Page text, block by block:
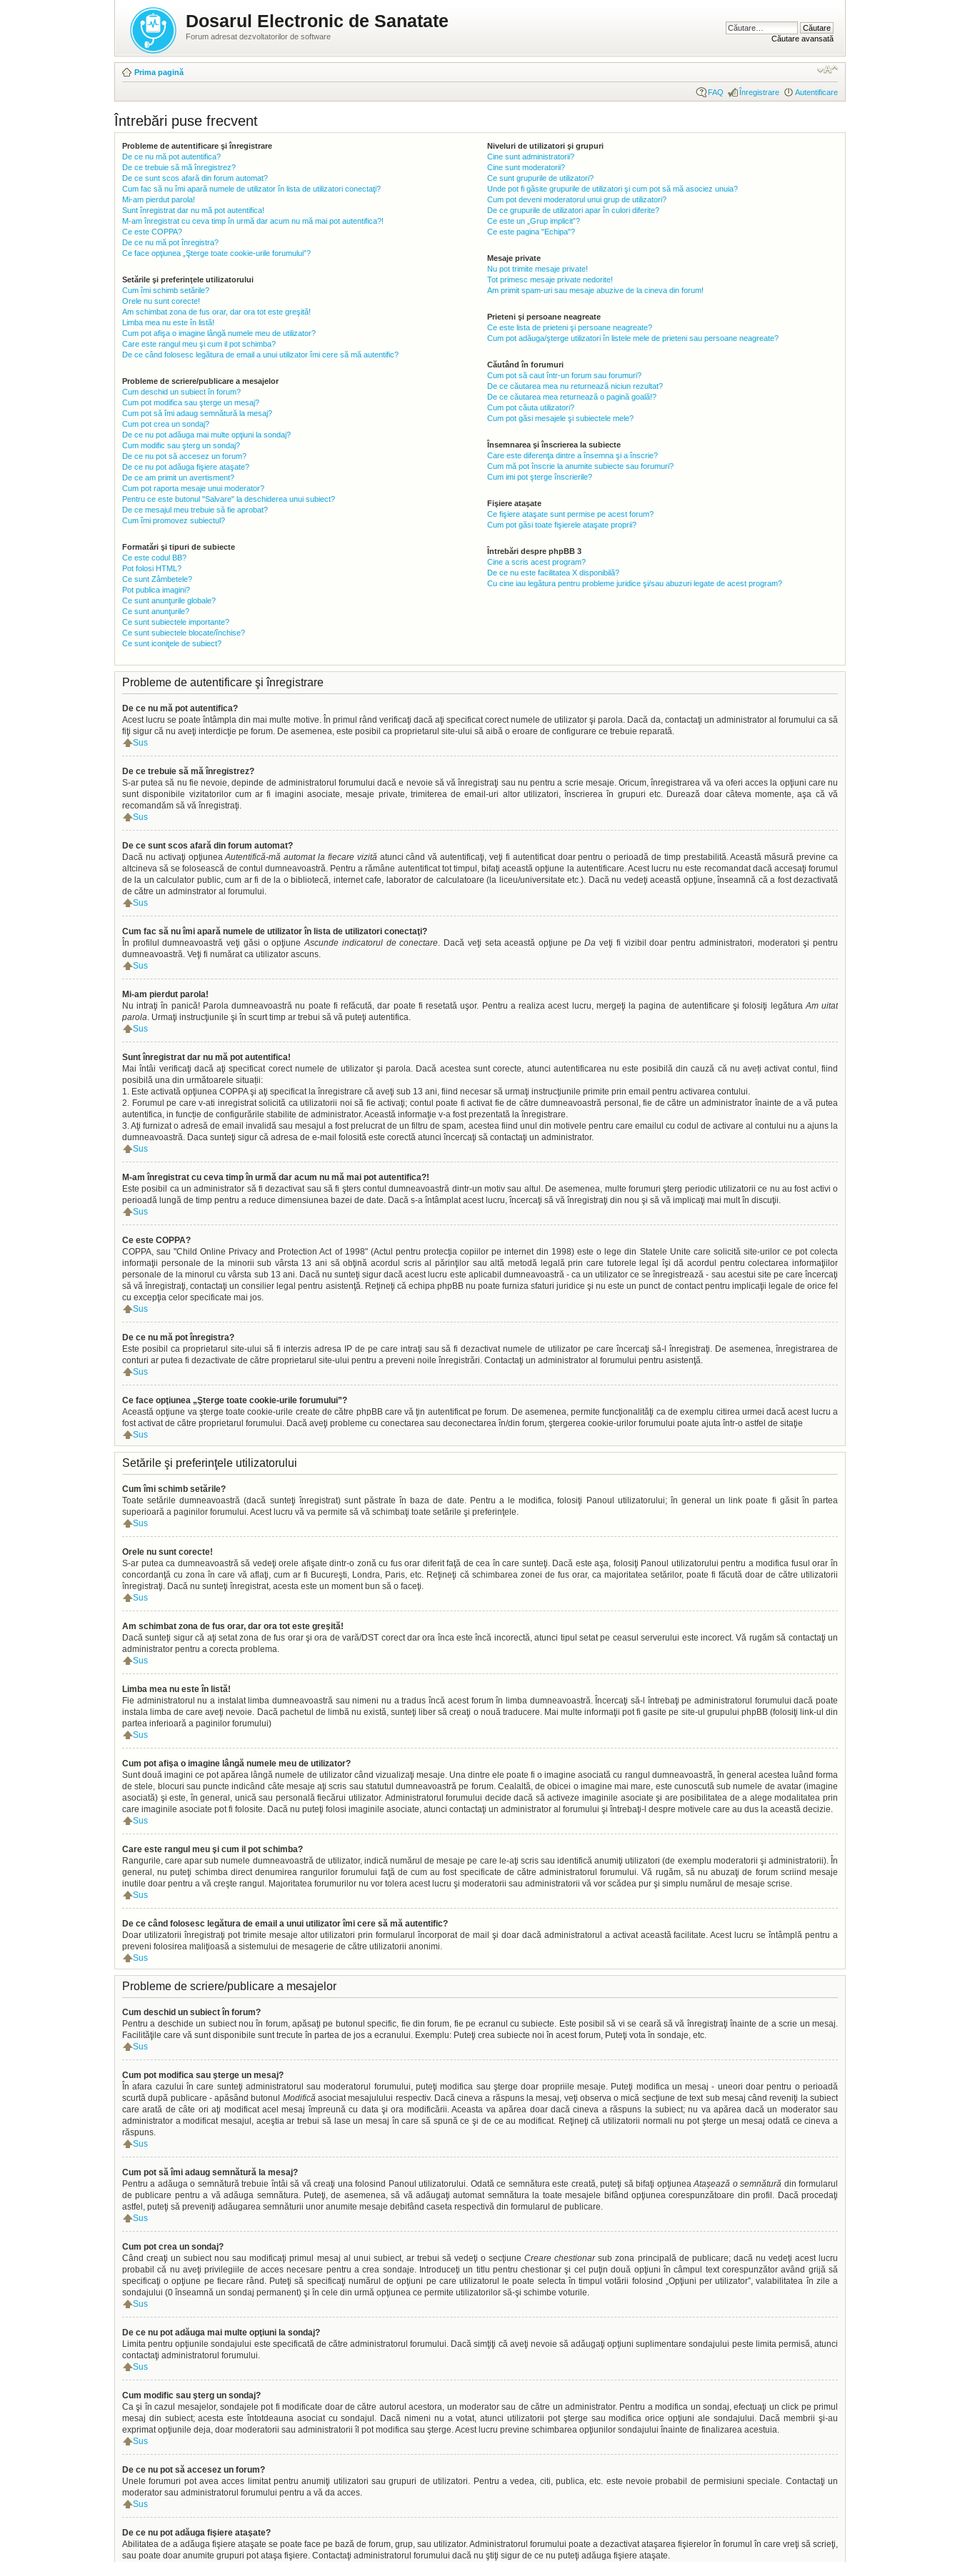
Dosarul Electronic de Sanatate
Forum adresat dezvoltatorilor de software Căutare avansată
Prima pagină
FAQ Înregistrare Autentificare
Întrebări puse frecvent
Probleme de autentificare şi înregistrare
De ce nu mă pot autentifica?
De ce trebuie să mă înregistrez?
De ce sunt scos afară din forum automat?
Cum fac să nu îmi apară numele de utilizator în lista de utilizatori conectaţi?
Mi-am pierdut parola!
Sunt înregistrat dar nu mă pot autentifica!
M-am înregistrat cu ceva timp în urmă dar acum nu mă mai pot autentifica?!
Ce este COPPA?
De ce nu mă pot înregistra?
Ce face opţiunea „Şterge toate cookie-urile forumului”?
Setările şi preferinţele utilizatorului
Cum îmi schimb setările?
Orele nu sunt corecte!
Am schimbat zona de fus orar, dar ora tot este greşită!
Limba mea nu este în listă!
Cum pot afişa o imagine lângă numele meu de utilizator?
Care este rangul meu şi cum il pot schimba?
De ce când folosesc legătura de email a unui utilizator îmi cere să mă autentific?
Probleme de scriere/publicare a mesajelor
Cum deschid un subiect în forum?
Cum pot modifica sau şterge un mesaj?
Cum pot să îmi adaug semnătură la mesaj?
Cum pot crea un sondaj?
De ce nu pot adăuga mai multe opţiuni la sondaj?
Cum modific sau şterg un sondaj?
De ce nu pot să accesez un forum?
De ce nu pot adăuga fişiere ataşate?
De ce am primit un avertisment?
Cum pot raporta mesaje unui moderator?
Pentru ce este butonul "Salvare" la deschiderea unui subiect?
De ce mesajul meu trebuie să fie aprobat?
Cum îmi promovez subiectul?
Formatări şi tipuri de subiecte
Ce este codul BB?
Pot folosi HTML?
Ce sunt Zâmbetele?
Pot publica imagini?
Ce sunt anunţurile globale?
Ce sunt anunţurile?
Ce sunt subiectele importante?
Ce sunt subiectele blocate/închise?
Ce sunt iconiţele de subiect?
Niveluri de utilizatori şi grupuri
Cine sunt administratorii?
Cine sunt moderatorii?
Ce sunt grupurile de utilizatori?
Unde pot fi găsite grupurile de utilizatori şi cum pot să mă asociez unuia?
Cum pot deveni moderatorul unui grup de utilizatori?
De ce grupurile de utilizatori apar în culori diferite?
Ce este un „Grup implicit”?
Ce este pagina "Echipa"?
Mesaje private
Nu pot trimite mesaje private!
Tot primesc mesaje private nedorite!
Am primit spam-uri sau mesaje abuzive de la cineva din forum!
Prieteni şi persoane neagreate
Ce este lista de prieteni şi persoane neagreate?
Cum pot adăuga/şterge utilizatori în listele mele de prieteni sau persoane neagreate?
Căutând în forumuri
Cum pot să caut într-un forum sau forumuri?
De ce căutarea mea nu returnează niciun rezultat?
De ce căutarea mea returnează o pagină goală!?
Cum pot căuta utilizatori?
Cum pot găsi mesajele şi subiectele mele?
Însemnarea şi înscrierea la subiecte
Care este diferenţa dintre a însemna şi a înscrie?
Cum mă pot înscrie la anumite subiecte sau forumuri?
Cum imi pot şterge înscrierile?
Fişiere ataşate
Ce fişiere ataşate sunt permise pe acest forum?
Cum pot găsi toate fişierele ataşate proprii?
Întrebări despre phpBB 3
Cine a scris acest program?
De ce nu este facilitatea X disponibilă?
Cu cine iau legătura pentru probleme juridice şi/sau abuzuri legate de acest program?
Probleme de autentificare şi înregistrare
De ce nu mă pot autentifica?
Acest lucru se poate întâmpla din mai multe motive. În primul rând verificaţi dacă aţi specificat corect numele de utilizator şi parola. Dacă da, contactaţi un administrator al forumului ca să
fiţi sigur că nu aveţi interdicţie pe forum. De asemenea, este posibil ca proprietarul site-ului să aibă o eroare de configurare ce trebuie reparată.
Sus
De ce trebuie să mă înregistrez?
S-ar putea să nu fie nevoie, depinde de administratorul forumului dacă e nevoie să vă înregistraţi sau nu pentru a scrie mesaje. Oricum, înregistrarea vă va oferi acces la opţiuni care nu
sunt disponibile vizitatorilor cum ar fi imagini asociate, mesaje private, trimiterea de email-uri altor utilizatori, înscrierea în grupuri etc. Durează doar câteva momente, aşa că vă
recomandăm să vă înregistraţi.
Sus
De ce sunt scos afară din forum automat?
Dacă nu activaţi opţiuneaAutentifică-mă automat la fiecare vizităatunci când vă autentificaţi, veţi fi autentificat doar pentru o perioadă de timp prestabilită. Această măsură previne ca
altcineva să se folosească de contul dumneavoastră. Pentru a rămâne autentificat tot timpul, bifaţi această opţiune la autentificare. Acest lucru nu este recomandat dacă accesaţi forumul
de la un calculator public, cum ar fi de la o bibliotecă, internet cafe, laborator de calculatoare (la liceu/universitate etc.). Dacă nu vedeţi această opţiune, înseamnă că a fost dezactivată
de către un adminstrator al forumului.
Sus
Cum fac să nu îmi apară numele de utilizator în lista de utilizatori conectaţi?
În profilul dumneavoastră veţi găsi o opţiuneAscunde indicatorul de conectare. Dacă veţi seta această opţiune peDa veţi fi vizibil doar pentru administratori, moderatori şi pentru
dumneavoastră. Veţi fi numărat ca utilizator ascuns.
Sus
Mi-am pierdut parola!
Nu intraţi în panică! Parola dumneavoastră nu poate fi refăcută, dar poate fi resetată uşor. Pentru a realiza acest lucru, mergeţi la pagina de autentificare şi folosiţi legăturaAm uitat
parola. Urmaţi instrucţiunile şi în scurt timp ar trebui să vă puteţi autentifica.
Sus
Sunt înregistrat dar nu mă pot autentifica!
Mai întâi verificaţi dacă aţi specificat corect numele de utilizator şi parola. Dacă acestea sunt corecte, atunci autentificarea nu este posibilă din cauză că nu aveți activat contul, fiind
posibilă una din următoarele situații:
1. Este activată opţiunea COPPA şi aţi specificat la înregistrare că aveţi sub 13 ani, fiind necesar să urmaţi instrucţiunile primite prin email pentru activarea contului.
2. Forumul pe care v-ati inregistrat solicită ca utilizatorii noi să fie activaţi; contul poate fi activat fie de către dumneavoastră personal, fie de către un administrator înainte de a vă putea
autentifica, in funcție de configurările stabilite de administrator. Această informaţie v-a fost prezentată la înregistrare.
3. Aţi furnizat o adresă de email invalidă sau mesajul a fost prelucrat de un filtru de spam, acestea fiind unul din motivele pentru care emailul cu codul de activare al contului nu a ajuns la
dumneavoastră. Daca sunteţi sigur că adresa de e-mail folosită este corectă atunci încercaţi să contactaţi un administrator.
Sus
M-am înregistrat cu ceva timp în urmă dar acum nu mă mai pot autentifica?!
Este posibil ca un administrator să fi dezactivat sau să fi şters contul dumneavoastră dintr-un motiv sau altul. De asemenea, multe forumuri şterg periodic utilizatorii ce nu au fost activi o
perioadă lungă de timp pentru a reduce dimensiunea bazei de date. Dacă s-a întâmplat acest lucru, încercaţi să vă înregistraţi din nou şi să vă implicaţi mai mult în discuţii.
Sus
Ce este COPPA?
COPPA, sau "Child Online Privacy and Protection Act of 1998" (Actul pentru protecţia copiilor pe internet din 1998) este o lege din Statele Unite care solicită site-urilor ce pot colecta
informaţii personale de la minorii sub vârsta 13 ani să obţină acordul scris al părinţilor sau altă metodă legală prin care tutorele legal îşi dă acordul pentru colectarea informaţiilor
personale de la minorul cu vârsta sub 13 ani. Dacă nu sunteţi sigur dacă acest lucru este aplicabil dumneavoastră - ca un utilizator ce se înregistrează - sau acestui site pe care încercaţi
să vă înregistraţi, contactaţi un consilier legal pentru asistenţă. Reţineţi că echipa phpBB nu poate furniza sfaturi juridice şi nu este un punct de contact pentru implicaţii legale de orice fel
cu excepţia celor specificate mai jos.
Sus
De ce nu mă pot înregistra?
Este posibil ca proprietarul site-ului să fi interzis adresa IP de pe care intraţi sau să fi dezactivat numele de utilizator pe care încercaţi să-l înregistraţi. De asemenea, înregistrarea de
conturi ar putea fi dezactivate de către proprietarul site-ului pentru a preveni noile înregistrări. Contactaţi un administrator al forumului pentru asistenţă.
Sus
Ce face opţiunea „Şterge toate cookie-urile forumului”?
Această opţiune va şterge toate cookie-urile create de către phpBB care vă ţin autentificat pe forum. De asemenea, permite funcţionalităţi ca de exemplu citirea urmei dacă acest lucru a
fost activat de către proprietarul forumului. Dacă aveţi probleme cu conectarea sau deconectarea în/din forum, ştergerea cookie-urilor forumului poate ajuta într-o astfel de sitaţie
Sus
Setările şi preferinţele utilizatorului
Cum îmi schimb setările?
Toate setările dumneavoastră (dacă sunteţi înregistrat) sunt păstrate în baza de date. Pentru a le modifica, folosiţi Panoul utilizatorului; în general un link poate fi găsit în partea
superioară a paginilor forumului. Acest lucru vă va permite să vă schimbaţi toate setările şi preferinţele.
Sus
Orele nu sunt corecte!
S-ar putea ca dumneavoastră să vedeţi orele afişate dintr-o zonă cu fus orar diferit faţă de cea în care sunteţi. Dacă este aşa, folosiţi Panoul utilizatorului pentru a modifica fusul orar în
concordanţă cu zona în care vă aflaţi, cum ar fi Bucureşti, Londra, Paris, etc. Reţineţi că schimbarea zonei de fus orar, ca majoritatea setărilor, poate fi făcută doar de către utilizatorii
înregistraţi. Dacă nu sunteţi înregistrat, acesta este un moment bun să o faceţi.
Sus
Am schimbat zona de fus orar, dar ora tot este greşită!
Dacă sunteţi sigur că aţi setat zona de fus orar şi ora de vară/DST corect dar ora înca este încă incorectă, atunci tipul setat pe ceasul serverului este incorect. Vă rugăm să contactaţi un
administrator pentru a corecta problema.
Sus
Limba mea nu este în listă!
Fie administratorul nu a instalat limba dumneavoastră sau nimeni nu a tradus încă acest forum în limba dumneavoastră. Încercaţi să-l întrebaţi pe administratorul forumului dacă poate
instala limba de care aveţi nevoie. Dacă pachetul de limbă nu există, sunteţi liber să creaţi o nouă traducere. Mai multe informaţii pot fi gasite pe site-ul grupului phpBB (folosiţi link-ul din
partea inferioară a paginilor forumului)
Sus
Cum pot afişa o imagine lângă numele meu de utilizator?
Sunt două imagini ce pot apărea lângă numele de utilizator când vizualizaţi mesaje. Una dintre ele poate fi o imagine asociată cu rangul dumneavoastră, în general acestea luând forma
de stele, blocuri sau puncte indicând câte mesaje aţi scris sau statutul dumneavoastră pe forum. Cealaltă, de obicei o imagine mai mare, este cunoscută sub numele de avatar (imagine
asociată) şi este, în general, unică sau personală fiecărui utilizator. Administratorul forumului decide dacă să activeze imaginile asociate şi are posibilitatea de a alege modalitatea prin
care imaginile asociate pot fi folosite. Dacă nu puteţi folosi imaginile asociate, atunci contactaţi un administrator al forumului şi întrebaţi-l despre motivele care au dus la această decizie.
Sus
Care este rangul meu şi cum il pot schimba?
Rangurile, care apar sub numele dumneavoastră de utilizator, indică numărul de mesaje pe care le-aţi scris sau identifică anumiţi utilizatori (de exemplu moderatorii şi administratorii). În
general, nu puteţi schimba direct denumirea rangurilor forumului faţă de cum au fost specificate de către administratorul forumului. Vă rugăm, să nu abuzaţi de forum scriind mesaje
inutile doar pentru a vă creşte rangul. Majoritatea forumurilor nu vor tolera acest lucru şi moderatorii sau administratorii vă vor scădea pur şi simplu numărul de mesaje scrise.
Sus
De ce când folosesc legătura de email a unui utilizator îmi cere să mă autentific?
Doar utilizatorii înregistraţi pot trimite mesaje altor utilizatori prin formularul încorporat de mail şi doar dacă administratorul a activat această facilitate. Acest lucru se întâmplă pentru a
preveni folosirea maliţioasă a sistemului de mesagerie de către utilizatorii anonimi.
Sus
Probleme de scriere/publicare a mesajelor
Cum deschid un subiect în forum?
Pentru a deschide un subiect nou în forum, apăsaţi pe butonul specific, fie din forum, fie pe ecranul cu subiecte. Este posibil să vi se ceară să vă înregistraţi înainte de a scrie un mesaj.
Facilităţile care vă sunt disponibile sunt trecute în partea de jos a ecranului. Exemplu: Puteţi crea subiecte noi în acest forum, Puteţi vota în sondaje, etc.
Sus
Cum pot modifica sau şterge un mesaj?
În afara cazului în care sunteţi administratorul sau moderatorul forumului, puteţi modifica sau şterge doar propriile mesaje. Puteţi modifica un mesaj - uneori doar pentru o perioadă
scurtă după publicare - apăsând butonul Modificăasociat mesajulului respectiv. Dacă cineva a răspuns la mesaj, veţi observa o mică secţiune de text sub mesaj când reveniţi la subiect
care arată de câte ori aţi modificat acel mesaj împreună cu data şi ora modificării. Aceasta va apărea doar dacă cineva a răspuns la subiect; nu va apărea dacă un moderator sau
administrator a modificat mesajul, aceştia ar trebui să lase un mesaj în care să spună ce şi de ce au modificat. Reţineţi că utilizatorii normali nu pot şterge un mesaj odată ce cineva a
răspuns.
Sus
Cum pot să îmi adaug semnătură la mesaj?
Pentru a adăuga o semnătură trebuie întâi să vă creaţi una folosind Panoul utilizatorului. Odată ce semnătura este creată, puteţi să bifaţi opţiuneaAtaşează o semnătură din formularul
de publicare pentru a vă adăuga semnătura. Puteţi, de asemenea, să vă adăugaţi automat semnătura la toate mesajele bifând opţiunea corespunzătoare din profil. Dacă procedaţi
astfel, puteţi să preveniţi adăugarea semnăturii unor anumite mesaje debifând caseta respectivă din formularul de publicare.
Sus
Cum pot crea un sondaj?
Când creaţi un subiect nou sau modificaţi primul mesaj al unui subiect, ar trebui să vedeţi o secţiuneCreare chestionarsub zona principală de publicare; dacă nu vedeţi acest lucru
probabil că nu aveţi privilegiile de acces necesare pentru a crea sondaje. Introduceţi un titlu pentru chestionar şi cel puţin două opţiuni în câmpul text corespunzător având grijă să
specificaţi o opţiune pe fiecare rând. Puteţi să specificaţi numărul de opţiuni pe care utilizatorul le poate selecta în timpul votării folosind „Opţiuni per utilizator”, valabilitatea în zile a
sondajului (0 înseamnă un sondaj permanent) şi în cele din urmă opţiunea ce permite utilizatorilor să-şi schimbe voturile.
Sus
De ce nu pot adăuga mai multe opţiuni la sondaj?
Limita pentru opţiunile sondajului este specificată de către administratorul forumului. Dacă simţiţi că aveţi nevoie să adăugaţi opţiuni suplimentare sondajului peste limita permisă, atunci
contactaţi administratorul forumului.
Sus
Cum modific sau şterg un sondaj?
Ca şi în cazul mesajelor, sondajele pot fi modificate doar de către autorul acestora, un moderator sau de către un administrator. Pentru a modifica un sondaj, efectuaţi un click pe primul
mesaj din subiect; acesta este întotdeauna asociat cu sondajul. Dacă nimeni nu a votat, atunci utilizatorii pot şterge sau modifica orice opţiuni ale sondajului. Dacă membrii şi-au
exprimat opţiunile deja, doar moderatorii sau administratorii îl pot modifica sau şterge. Acest lucru previne schimbarea opţiunilor sondajului înainte de finalizarea acestuia.
Sus
De ce nu pot să accesez un forum?
Unele forumuri pot avea acces limitat pentru anumiţi utilizatori sau grupuri de utilizatori. Pentru a vedea, citi, publica, etc. este nevoie probabil de permisiuni speciale. Contactaţi un
moderator sau administratorul forumului pentru a vă da acces.
Sus
De ce nu pot adăuga fişiere ataşate?
Abilitatea de a adăuga fişiere ataşate se poate face pe bază de forum, grup, sau utilizator. Administratorul forumului poate a dezactivat ataşarea fişierelor în forumul în care vreţi să scrieţi,
sau poate doar anumite grupuri pot ataşa fişiere. Contactaţi administratorul forumului dacă nu ştiţi sigur de ce nu puteţi adăuga fişiere ataşate.